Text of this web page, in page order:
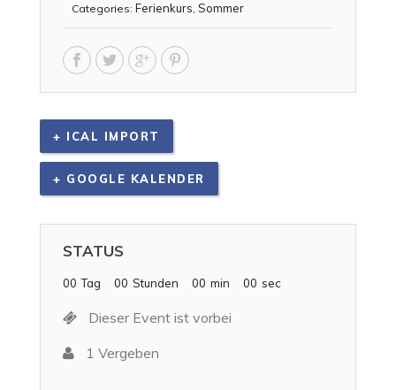
Categories: Ferienkurs, Sommer
+ ICAL IMPORT
+ GOOGLE KALENDER
STATUS
00 Tag 00 Stunden 00 min 00 sec
Dieser Event ist vorbei
1 Vergeben